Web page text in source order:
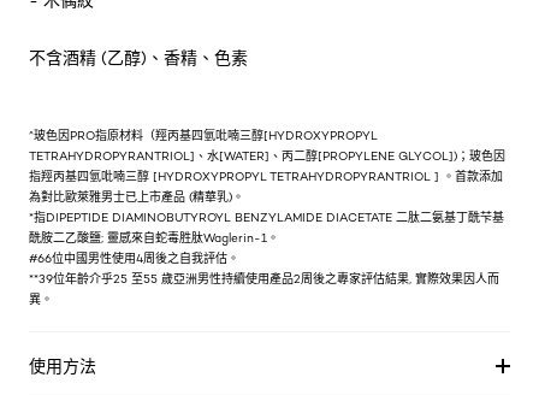
不含酒精 (乙醇)、香精、色素
^玻色因PRO指原材料（羥丙基四氫吡喃三醇[HYDROXYPROPYL
TETRAHYDROPYRANTRIOL]、水[WATER]、丙二醇[PROPYLENE GLYCOL])；玻色因
指羥丙基四氫吡喃三醇 [HYDROXYPROPYL TETRAHYDROPYRANTRIOL ] 。首款添加
為對比歐萊雅男士已上市產品 (精華乳)。
*指DIPEPTIDE DIAMINOBUTYROYL BENZYLAMIDE DIACETATE 二肽二氨基丁酰芐基
酰胺二乙酸鹽; 靈感來自蛇毒胜肽Waglerin-1。
#66位中國男性使用4周後之自我評估。
**39位年齡介乎25 至55 歲亞洲男性持續使用產品2周後之專家評估結果, 實際效果因人而
異。
使用方法